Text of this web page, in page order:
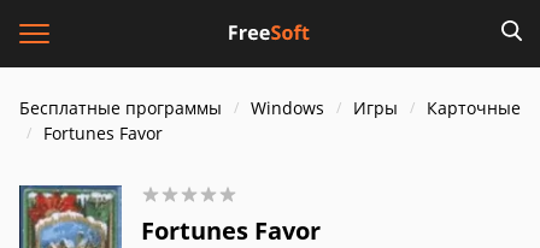
Бесплатные программы Windows Игры
Карточные
Fortunes Favor
Fortunes Favor